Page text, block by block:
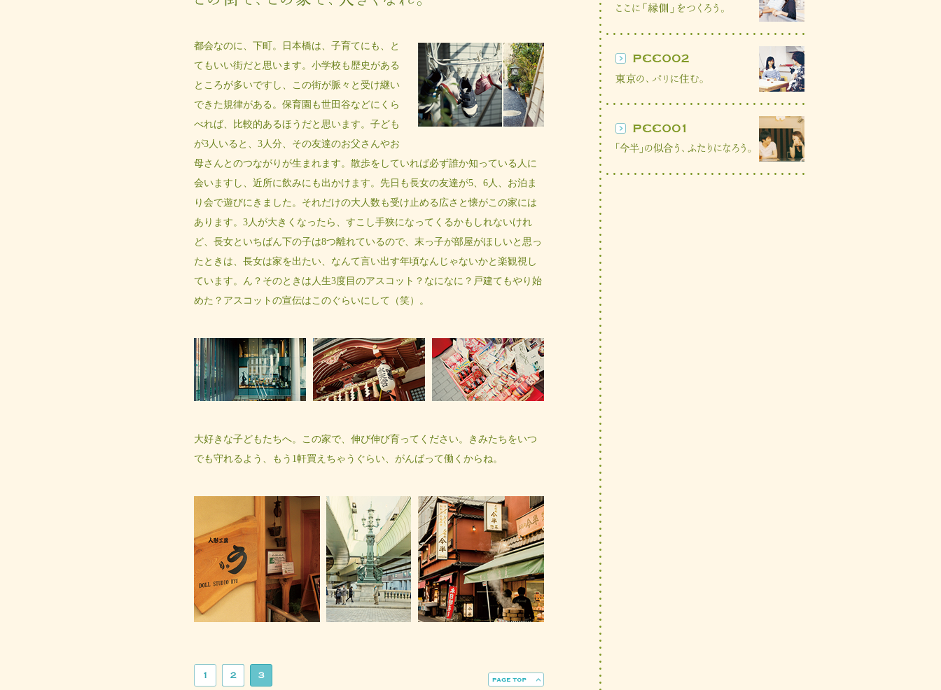
都会なのに、下町。日本橋は、子育てにも、と
てもいい街だと思います。小学校も歴史がある
ところが多いですし、この街が脈々と受け継い
できた規律がある。保育園も世田谷などにくら
べれば、比較的あるほうだと思います。子ども
が3人いると、3人分、その友達のお父さんやお
母さんとのつながりが生まれます。散歩をしていれば必ず誰か知っている人に
会いますし、近所に飲みにも出かけます。先日も長女の友達が5、6人、お泊ま
り会で遊びにきました。それだけの大人数も受け止める広さと懐がこの家には
あります。3人が大きくなったら、すこし手狭になってくるかもしれないけれ
ど、長女といちばん下の子は8つ離れているので、末っ子が部屋がほしいと思っ
たときは、長女は家を出たい、なんて言い出す年頃なんじゃないかと楽観視し
ています。ん？そのときは人生3度目のアスコット？なになに？戸建てもやり始
めた？アスコットの宣伝はこのぐらいにして（笑）。
大好きな子どもたちへ。この家で、伸び伸び育ってください。きみたちをいつ
でも守れるよう、もう1軒買えちゃうぐらい、がんばって働くからね。